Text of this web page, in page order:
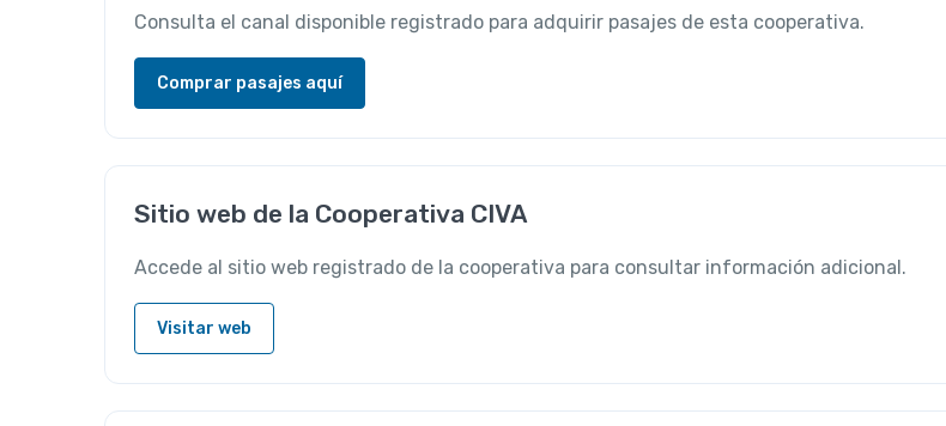
Consulta el canal disponible registrado para adquirir pasajes de esta cooperativa.
Comprar pasajes aquí
Sitio web de la Cooperativa CIVA
Accede al sitio web registrado de la cooperativa para consultar información adicional.
Visitar web